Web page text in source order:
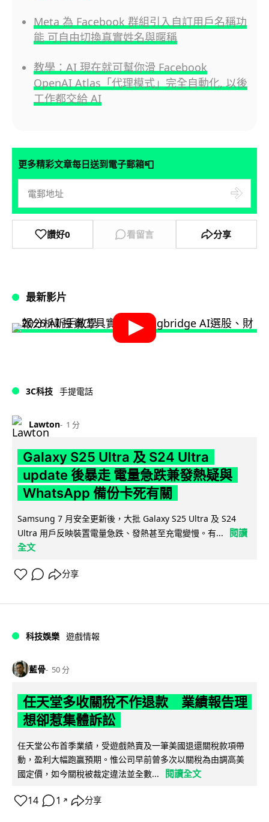
Meta 為 Facebook 群組引入自訂用戶名稱功
能 可自由切換真實姓名與暱稱
教學：AI 現在就可幫你滑 Facebook
OpenAI Atlas「代理模式」完全自動化, 以後
工作都交給 AI
更多精彩文章每日送到電子郵箱📮
讚好0 看留言 分享
最新影片
3C科技 手提電話
Lawton 1 分
Galaxy S25 Ultra 及 S24 Ultra
update 後暴走 電量急跌兼發熱疑與
WhatsApp 備份卡死有關
Samsung 7 月安全更新後，大批 Galaxy S25 Ultra 及 S24
Ultra 用戶反映裝置電量急跌、發熱甚至充電變慢。有...
閱讀
全文
分享
科技娛樂 遊戲情報
藍骨 50 分
任天堂多收關稅不作退款 業績報告理
想卻惹集體訴訟
任天堂公布首季業績，受遊戲熱賣及一筆美國退還關稅款項帶
動，盈利大幅跑贏預期。惟公司早前曾多次以關稅為由調高美
國定價，如今關稅被裁定違法並全數...
閱讀全文
14 1 ↗ 分享